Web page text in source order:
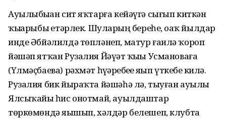
Ауылыбыҙҙан сит яҡтарға кейәүгә сығып киткән
ҡыҙҙарыбыҙ етәрлек. Шуларҙың береһе, оҙаҡ йылдар
инде Әбйәлилдә төпләнеп, матур ғаилә ҡороп
йәшәп ятҡан Рузалия Йәүҙәт ҡыҙы Усмановаға
(Үлмәҫбаева) рәхмәт һүҙҙәребеҙҙе яҙып үткебеҙ килә.
Рузалия бик йыраҡта йәшәһә лә, тыуған ауылы
Ялсыҡайҙы һис онотмай, ауылдаштар
төркөмөндә яҙышып, хәлдәр белешеп, клубта